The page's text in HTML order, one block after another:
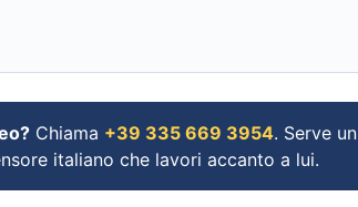
Chiama +39 335 669 3954. Serve un
italiano che lavori accanto a lui.